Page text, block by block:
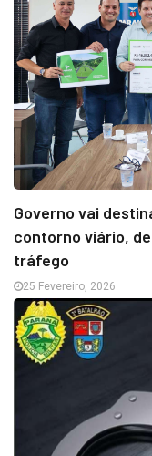
Governo vai
contorno viário,
tráfego
25 Fevereiro, 2026